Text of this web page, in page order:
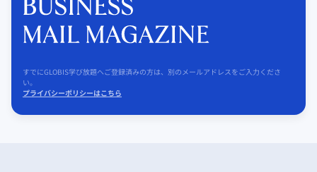
すでにGLOBIS学び放題へご登録済みの方は、別のメールアドレスをご入力くださ
い。
プライバシーポリシーはこちら